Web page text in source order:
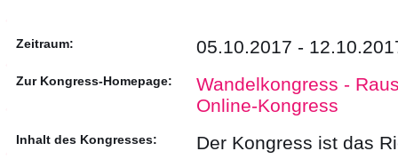
Zeitraum: 05.10.2017 -
Zur Kongress-Homepage:
Wandelkongress -
Online-Kongress
Inhalt des Kongresses: Der Kongress ist das